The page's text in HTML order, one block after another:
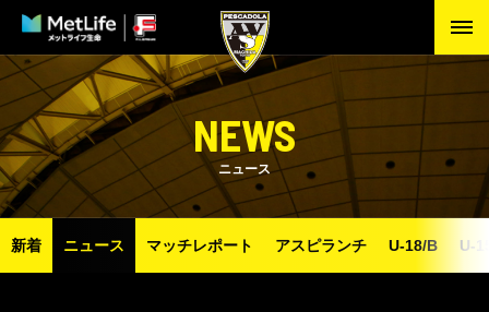
NEWS
ニュース
新着 ニュース マッチレポート アスピランチ U-18/B U-